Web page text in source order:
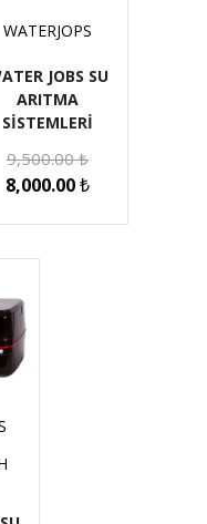
WATERJOPS
JOBS SU
ARITMA
SİSTEMLERİ
9,500.00₺
8,000.00₺